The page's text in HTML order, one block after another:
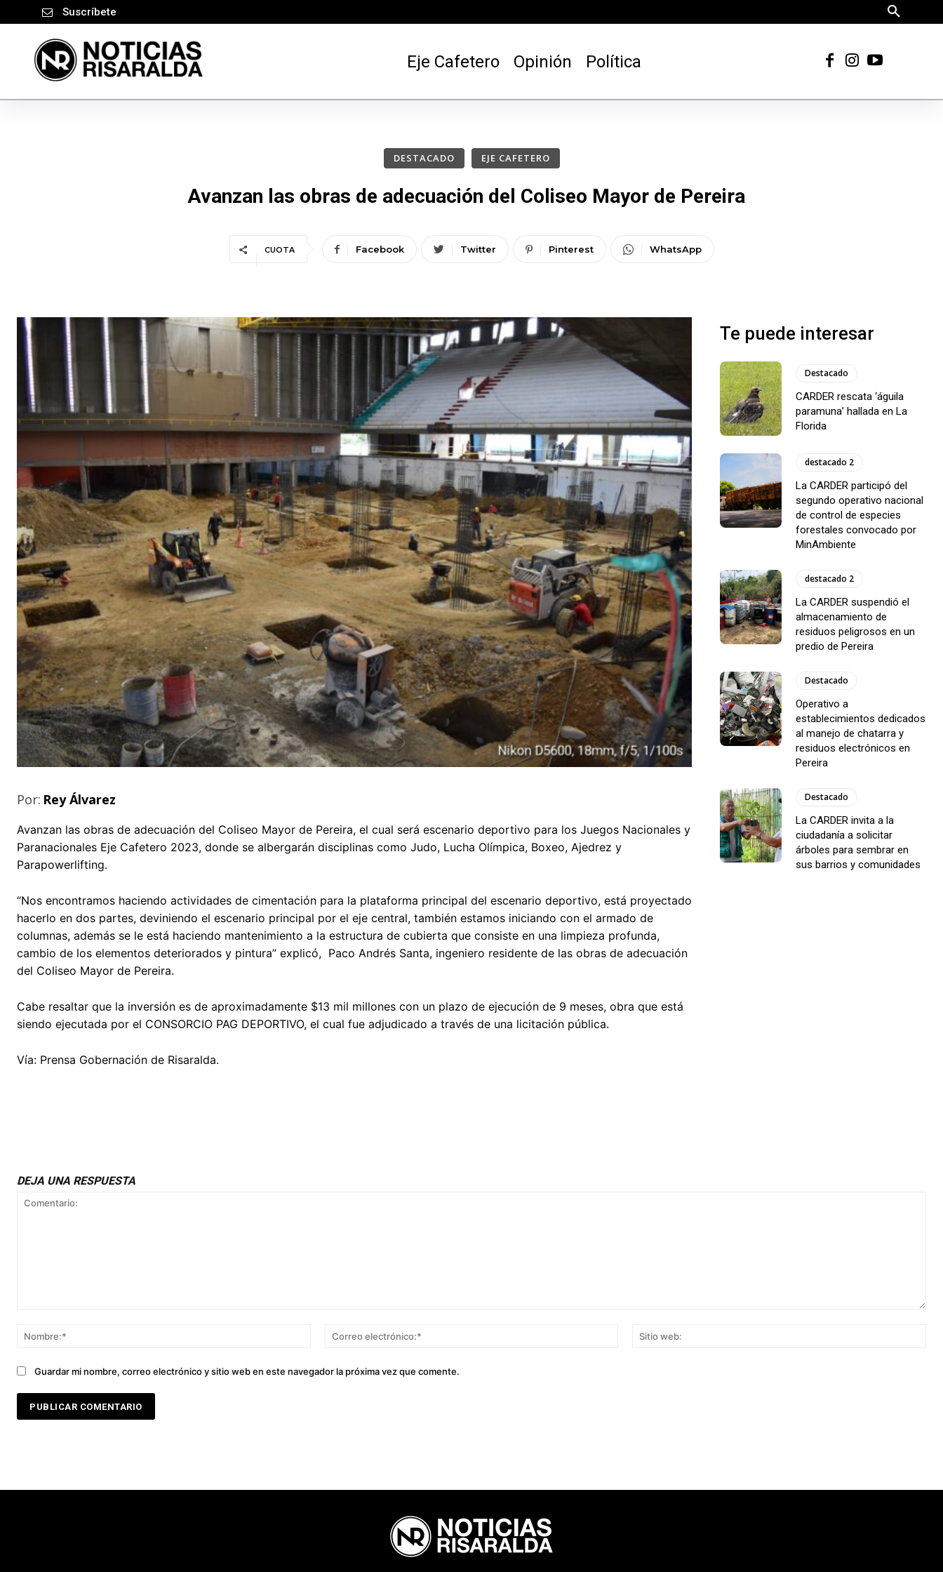
Suscríbete
Eje Cafetero Opinión Política
DESTACADO EJE CAFETERO
Avanzan las obras de adecuación del Coliseo Mayor de Pereira
CUOTA Facebook Twitter Pinterest WhatsApp
Por: Rey Álvarez
Avanzan las obras de adecuación del Coliseo Mayor de Pereira, el cual será escenario deportivo para los Juegos Nacionales y
Paranacionales Eje Cafetero 2023, donde se albergarán disciplinas como Judo, Lucha Olímpica, Boxeo, Ajedrez y
Parapowerlifting.
“Nos encontramos haciendo actividades de cimentación para la plataforma principal del escenario deportivo, está proyectado
hacerlo en dos partes, deviniendo el escenario principal por el eje central, también estamos iniciando con el armado de
columnas, además se le está haciendo mantenimiento a la estructura de cubierta que consiste en una limpieza profunda,
cambio de los elementos deteriorados y pintura” explicó, Paco Andrés Santa, ingeniero residente de las obras de adecuación
del Coliseo Mayor de Pereira.
Cabe resaltar que la inversión es de aproximadamente $13 mil millones con un plazo de ejecución de 9 meses, obra que está
siendo ejecutada por el CONSORCIO PAG DEPORTIVO, el cual fue adjudicado a través de una licitación pública.
Vía: Prensa Gobernación de Risaralda.
Te puede interesar
Destacado
CARDER rescata ‘águila
paramuna’ hallada en La
Florida
destacado 2
La CARDER participó del
segundo operativo nacional
de control de especies
forestales convocado por
MinAmbiente
destacado 2
La CARDER suspendió el
almacenamiento de
residuos peligrosos en un
predio de Pereira
Destacado
Operativo a
establecimientos dedicados
al manejo de chatarra y
residuos electrónicos en
Pereira
Destacado
La CARDER invita a la
ciudadanía a solicitar
árboles para sembrar en
sus barrios y comunidades
DEJA UNA RESPUESTA
Nombre:*
Correo
Guardar mi nombre, correo electrónico y sitio web en este navegador la próxima vez que comente.